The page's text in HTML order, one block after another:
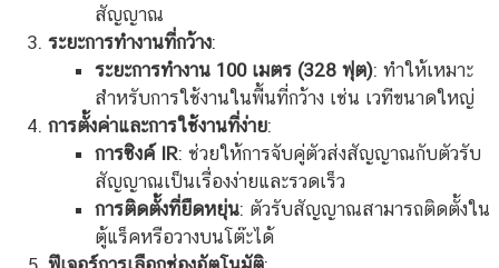
สัญญาณ
ระยะการทำงานที่กว้าง:
ระยะการทำงาน 100 เมตร (328 ฟุต): ทำให้เหมาะ
สำหรับการใช้งานในพื้นที่กว้าง เช่น เวทีขนาดใหญ่
การตั้งค่าและการใช้งานที่ง่าย:
การซิงค์ IR: ช่วยให้การจับคู่ตัวส่งสัญญาณกับตัวรับ
สัญญาณเป็นเรื่องง่ายและรวดเร็ว
การติดตั้งที่ยืดหยุ่น: ตัวรับสัญญาณสามารถติดตั้งใน
ตู้แร็คหรือวางบนโต๊ะได้